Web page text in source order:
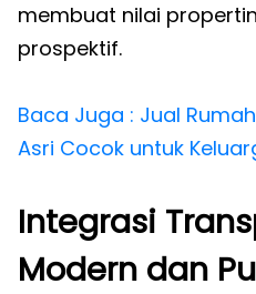
membuat nilai
prospektif.
Baca Juga : Jual
Asri Cocok untuk
Integrasi
Modern dan